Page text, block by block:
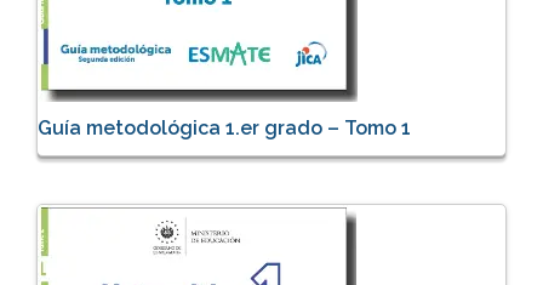
Guía metodológica 1.er grado – Tomo 1